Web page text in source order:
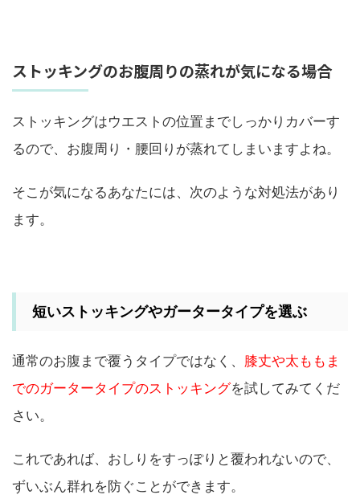
ストッキングのお腹周りの蒸れが気になる場合
ストッキングはウエストの位置までしっかりカバーす
るので、お腹周り・腰回りが蒸れてしまいますよね。
そこが気になるあなたには、次のような対処法があり
ます。
短いストッキングやガータータイプを選ぶ
通常のお腹まで覆うタイプではなく、 膝丈や太ももま
でのガータータイプのストッキングを試してみてくだ
さい。
これであれば、おしりをすっぽりと覆われないので、
ずいぶん群れを防ぐことができます。